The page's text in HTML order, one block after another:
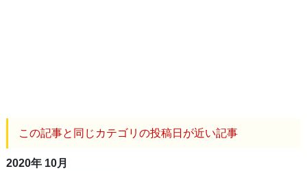
この記事と同じカテゴリの投稿日が近い記事
2020年 10月